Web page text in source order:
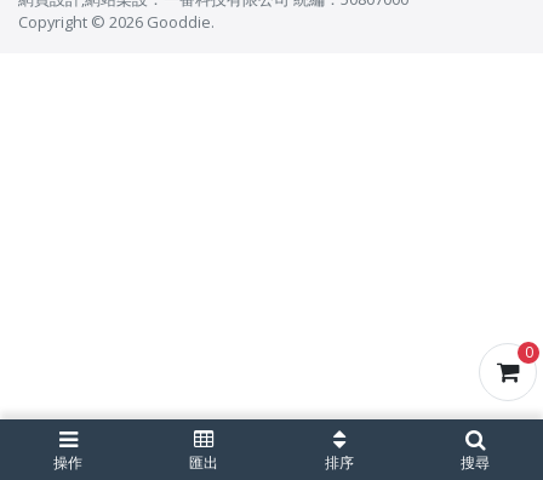
0
操作 匯出 排序 搜尋
Copyright © 2026 Gooddie.